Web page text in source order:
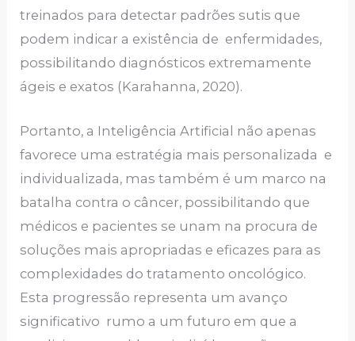
treinados para detectar padrões sutis que
podem indicar a existência de enfermidades,
possibilitando diagnósticos extremamente
ágeis e exatos (Karahanna, 2020).
Portanto, a Inteligência Artificial não apenas
favorece uma estratégia mais personalizada e
individualizada, mas também é um marco na
batalha contra o câncer, possibilitando que
médicos e pacientes se unam na procura de
soluções mais apropriadas e eficazes para as
complexidades do tratamento oncológico.
Esta progressão representa um avanço
significativo rumo a um futuro em que a